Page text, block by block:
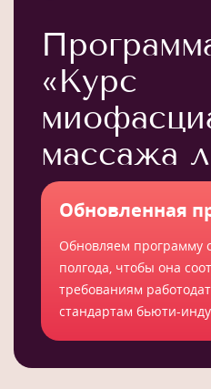
«Курс
массажа
Обновленная
Обновляем программу
полгода, чтобы она
требованиям
стандартам бьюти-